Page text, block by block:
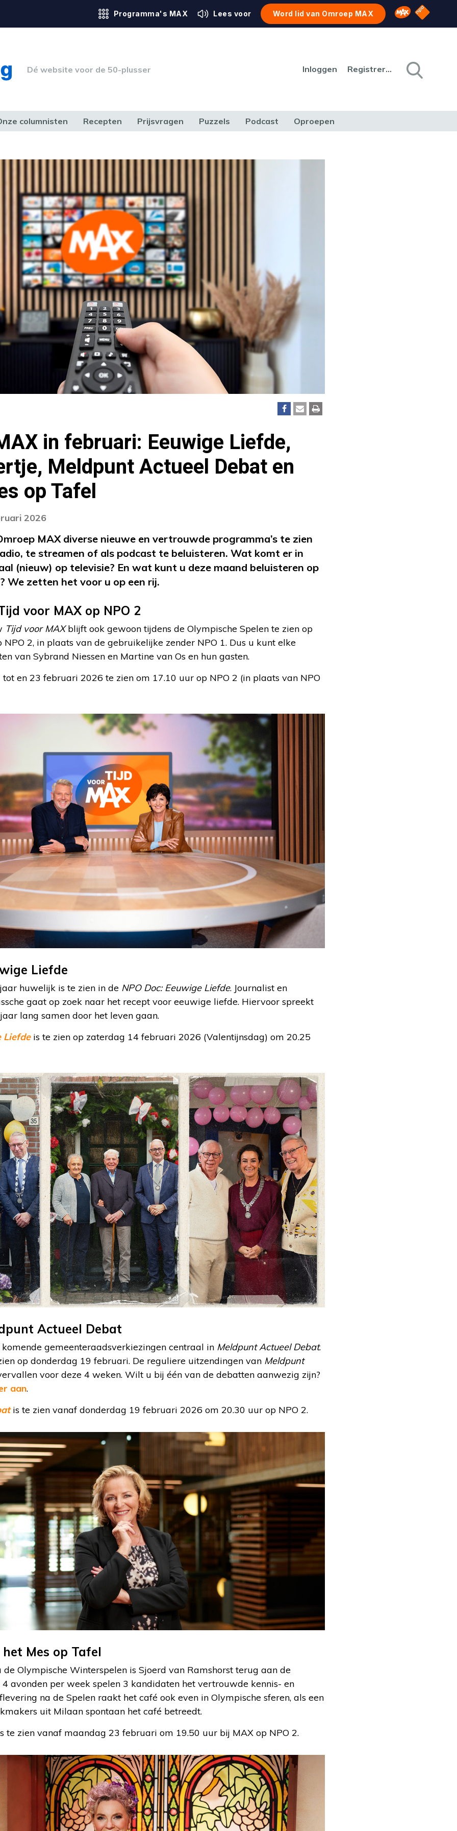
Programma's MAX Lees voor Word lid van Omroep MAX Omroep MAX
NPO
Dé website voor de 50-plusser Inloggen Registreren
columnisten Recepten Prijsvragen Puzzels Podcast Oproepen
in februari: Eeuwige Liefde,
Meldpunt Actueel Debat en
op Tafel
2026
MAX diverse nieuwe en vertrouwde programma’s te zien
te streamen of als podcast te beluisteren. Wat komt er in
(nieuw) op televisie? En wat kunt u deze maand beluisteren op
We zetten het voor u op een rij.
voor MAX op NPO 2
Tijd voor MAXblijft ook gewoon tijdens de Olympische Spelen te zien op
NPO 2, in plaats van de gebruikelijke zender NPO 1. Dus u kunt elke
van Sybrand Niessen en Martine van Os en hun gasten.
en 23 februari 2026 te zien om 17.10 uur op NPO 2 (in plaats van NPO
Liefde
huwelijk is te zien in de NPO Doc: Eeuwige Liefde. Journalist en
gaat op zoek naar het recept voor eeuwige liefde. Hiervoor spreekt
lang samen door het leven gaan.
Liefdeis te zien op zaterdag 14 februari 2026 (Valentijnsdag) om 20.25
Actueel Debat
gemeenteraadsverkiezingen centraal in Meldpunt Actueel Debat.
op donderdag 19 februari. De reguliere uitzendingen van Meldpunt
voor deze 4 weken. Wilt u bij één van de debatten aanwezig zijn?
aan.
is te zien vanaf donderdag 19 februari 2026 om 20.30 uur op NPO 2.
Mes op Tafel
Olympische Winterspelen is Sjoerd van Ramshorst terug aan de
4 avonden per week spelen 3 kandidaten het vertrouwde kennis- en
na de Spelen raakt het café ook even in Olympische sferen, als een
uit Milaan spontaan het café betreedt.
te zien vanaf maandag 23 februari om 19.50 uur bij MAX op NPO 2.